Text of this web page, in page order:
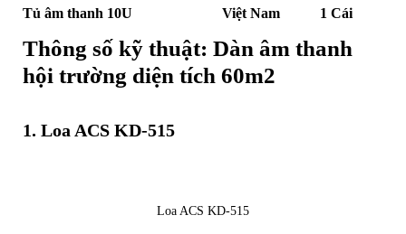
Tủ âm thanh 10U
Việt Nam 1 Cái
Thông số kỹ thuật: Dàn âm thanh
hội trường diện tích 60m2
1. Loa ACS KD-515
Loa ACS KD-515